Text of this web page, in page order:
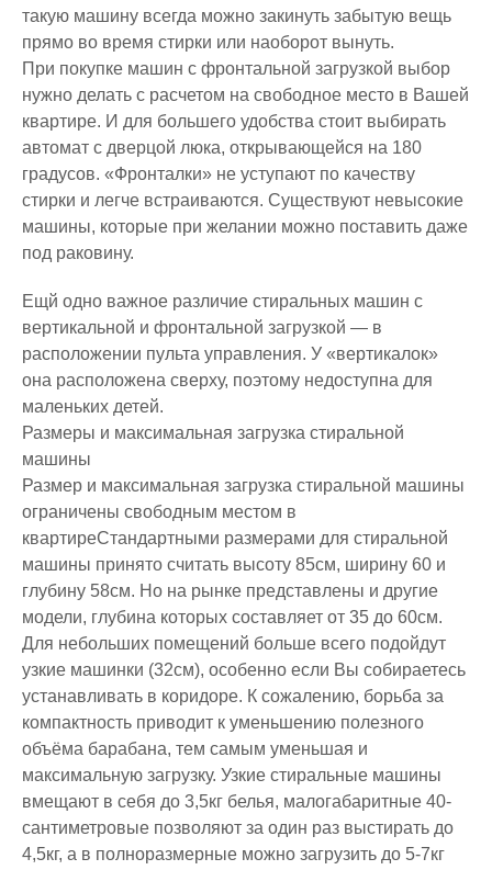
такую машину всегда можно закинуть забытую вещь
прямо во время стирки или наоборот вынуть.
При покупке машин с фронтальной загрузкой выбор
нужно делать с расчетом на свободное место в Вашей
квартире. И для большего удобства стоит выбирать
автомат с дверцой люка, открывающейся на 180
градусов. «Фронталки» не уступают по качеству
стирки и легче встраиваются. Существуют невысокие
машины, которые при желании можно поставить даже
под раковину.
Ещй одно важное различие стиральных машин с
вертикальной и фронтальной загрузкой — в
расположении пульта управления. У «вертикалок»
она расположена сверху, поэтому недоступна для
маленьких детей.
Размеры и максимальная загрузка стиральной
машины
Размер и максимальная загрузка стиральной машины
ограничены свободным местом в
квартиреСтандартными размерами для стиральной
машины принято считать высоту 85см, ширину 60 и
глубину 58см. Но на рынке представлены и другие
модели, глубина которых составляет от 35 до 60см.
Для небольших помещений больше всего подойдут
узкие машинки (32см), особенно если Вы собираетесь
устанавливать в коридоре. К сожалению, борьба за
компактность приводит к уменьшению полезного
объёма барабана, тем самым уменьшая и
максимальную загрузку. Узкие стиральные машины
вмещают в себя до 3,5кг белья, малогабаритные 40-
сантиметровые позволяют за один раз выстирать до
4,5кг, а в полноразмерные можно загрузить до 5-7кг